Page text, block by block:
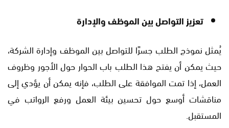
تعزيز التواصل بين الموظف والإدارة
يُمثل نموذج الطلب جسرًا للتواصل بين الموظف وإدارة الشركة،
حيث يمكن أن يفتح هذا الطلب باب الحوار حول الأجور وظروف
العمل، إذا تمت الموافقة على الطلب، فإنه يمكن أن يؤدي إلى
مناقشات أوسع حول تحسين بيئة العمل ورفع الرواتب في
المستقبل.